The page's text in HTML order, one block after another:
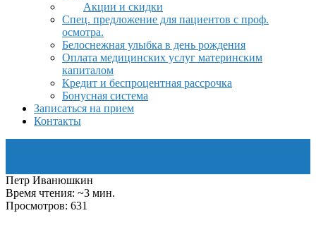
Акции и скидки
Спец. предложение для пациентов с проф.
осмотра.
Белоснежная улыбка в день рождения
Оплата медицинских услуг материнским
капиталом
Кредит и беспроцентная рассрочка
Бонусная система
Записаться на прием
Контакты
Петр Иванюшкин
Время чтения: ~3 мин.
Просмотров: 631